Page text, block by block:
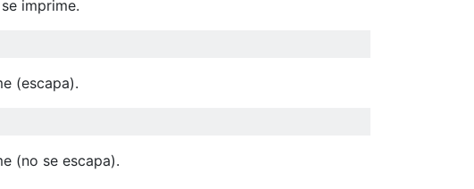
imprime.
(escapa).
(no se escapa).